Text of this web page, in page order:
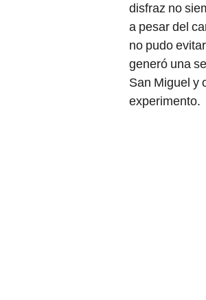
disfraz no
a pesar del
no pudo
generó una
San Miguel y
experimento.